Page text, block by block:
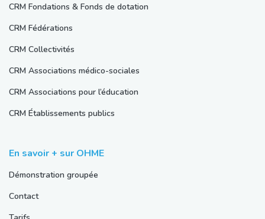
CRM Fondations & Fonds de dotation
CRM Fédérations
CRM Collectivités
CRM Associations médico-sociales
CRM Associations pour l’éducation
CRM Établissements publics
En savoir + sur OHME
Démonstration groupée
Contact